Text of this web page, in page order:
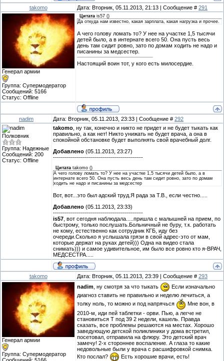
takomo Дата: Вторник, 05.11.2013, 21:13 | Сообщение # 291
Генерал армии
Группа: Супермодератор
Сообщений: 5166
Статус: Offline
Цитата is57 ()
Да откуда нам известно, какая зарплата, какая нагрузка и прочее.
А чего голову ломать то? У нее на участке 1,5 тысячи
детей было, а в интернате всего 50. Она пусть весь
день там сидит ровно, зато по домам ходить не надо и
писанины за медсестер.
Настоящий воин тот, у кого есть милосердие.
nadim Дата: Вторник, 05.11.2013, 23:33 | Сообщение # 292
Полковник
Группа: Надежные
Сообщений: 200
Статус: Offline
takomo , ну так, конечно и никто не придет и не будет тыкать как
правильно, а как нет! Никто унижать не будет врача, а она в
спокойной обстановке будет выполнять свой врачебный долг.
Добавлено (05.11.2013, 23:27)
---------------------------------------------
Цитата takomo ()
А чего голову ломать то? У нее на участке 1,5 тысячи детей было, а в
интернате всего 50. Она пусть весь день там сидит ровно, зато по домам
ходить не надо и писанины за медсестер
Вот, вот...это был адский труд.Я рада за Т.В., если честно.....
Добавлено (05.11.2013, 23:33)
---------------------------------------------
is57 , вот сегодня наблюдала.....пришла с малышней на прием, по
быстрому, только послушать.Больничный не буру, т.к. работать
не кому, естественно как сотрудник КГБ, иду без
очереди.Сколько я услышала грязи в свой адрес-это от мам,
которые держат на руках детей))) Одна на видео стала
снимать))) и самое удивительное, им было все ровно кто я-ВРАЧ,
МЕДСЕСТРА.....
takomo Дата: Вторник, 05.11.2013, 23:39 | Сообщение # 293
Генерал армии
Группа: Супермодератор
nadim , ну смотря за что тыкать
Если изначально
диагноз ставить не правильно и неделю лечиться, а
толку ноль, то можно и под напрячься
Мне вон, в
2010-м, иди пей таблетки - орви. Пью, а легче не
становиться Т под 39 2 недели, кашель. Правда
сказать, все проблемы решаются на местах. Хорошо
заведующую детской поликлиники у дома встретил,
посетовал, отправила на флюру. Это детский врач
замечу! 2-х стороннее воспаление. А глаза то какие
недовольные были у врача с расшифровкой снимка.
Кто послал?
Есть хорошие врачи, есть!